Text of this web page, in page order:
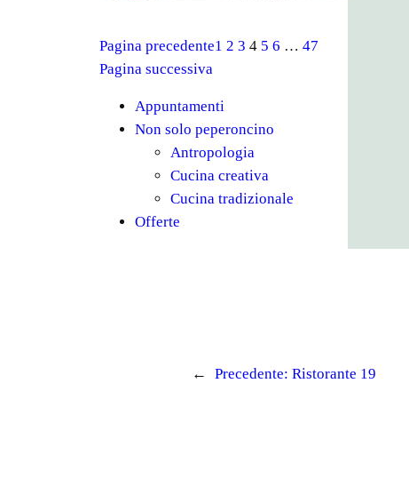
Pagina precedente1 2 3 4 5 6 … 47
Pagina successiva
Appuntamenti
Non solo peperoncino
Antropologia
Cucina creativa
Cucina tradizionale
Offerte
← Precedente: Ristorante 19